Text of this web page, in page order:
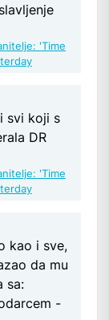
'Time
svi koji s
DR
'Time
kao i sve,
da mu
sa:
-